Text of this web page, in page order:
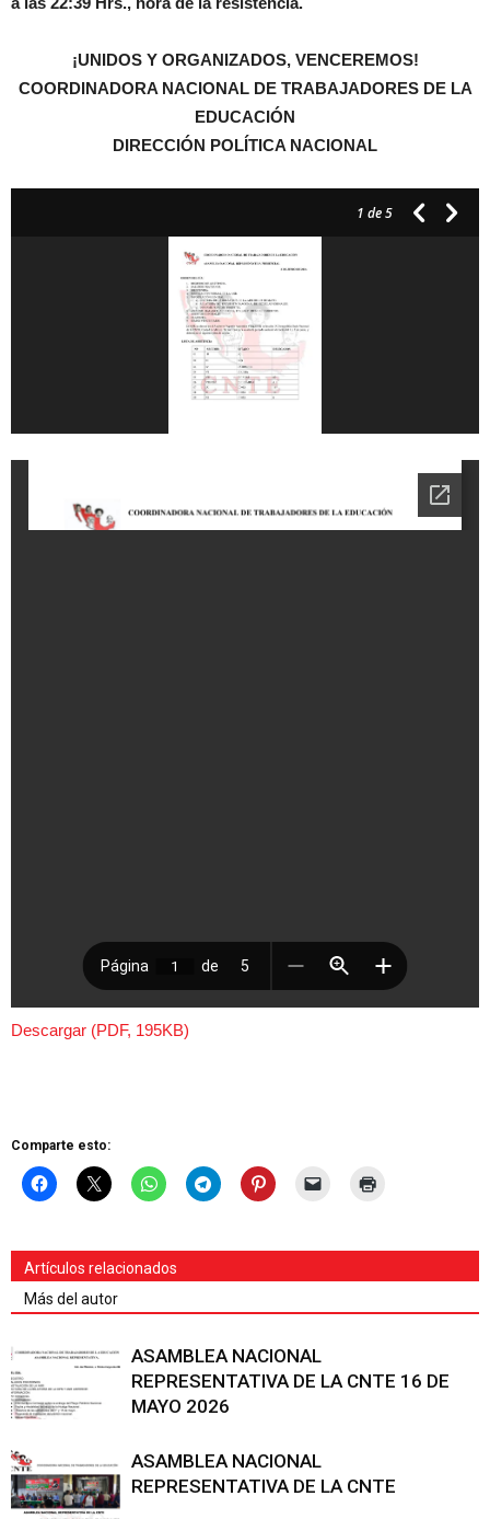
¡UNIDOS Y ORGANIZADOS, VENCEREMOS!
COORDINADORA NACIONAL DE TRABAJADORES DE LA
EDUCACIÓN
DIRECCIÓN POLÍTICA NACIONAL
1 de 5
Descargar (PDF, 195KB)
Comparte esto:
Artículos relacionados
Más del autor
ASAMBLEA NACIONAL
REPRESENTATIVA DE LA CNTE 16 DE
MAYO 2026
ASAMBLEA NACIONAL
REPRESENTATIVA DE LA CNTE